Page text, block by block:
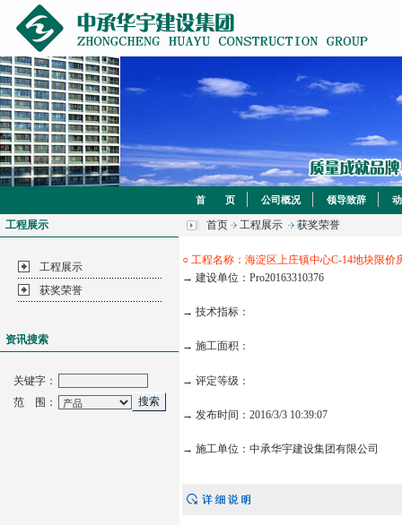
首 页 公司概况 领导致辞
工程展示
工程展示
获奖荣誉
资讯搜索
关键字：
范 围：
首页 工程展示 获奖荣誉
○ 工程名称：海淀区上庄镇中心C-14地块限价
→ 建设单位：Pro20163310376
→ 技术指标：
→ 施工面积：
→ 评定等级：
→ 发布时间：2016/3/3 10:39:07
→ 施工单位：中承华宇建设集团有限公司